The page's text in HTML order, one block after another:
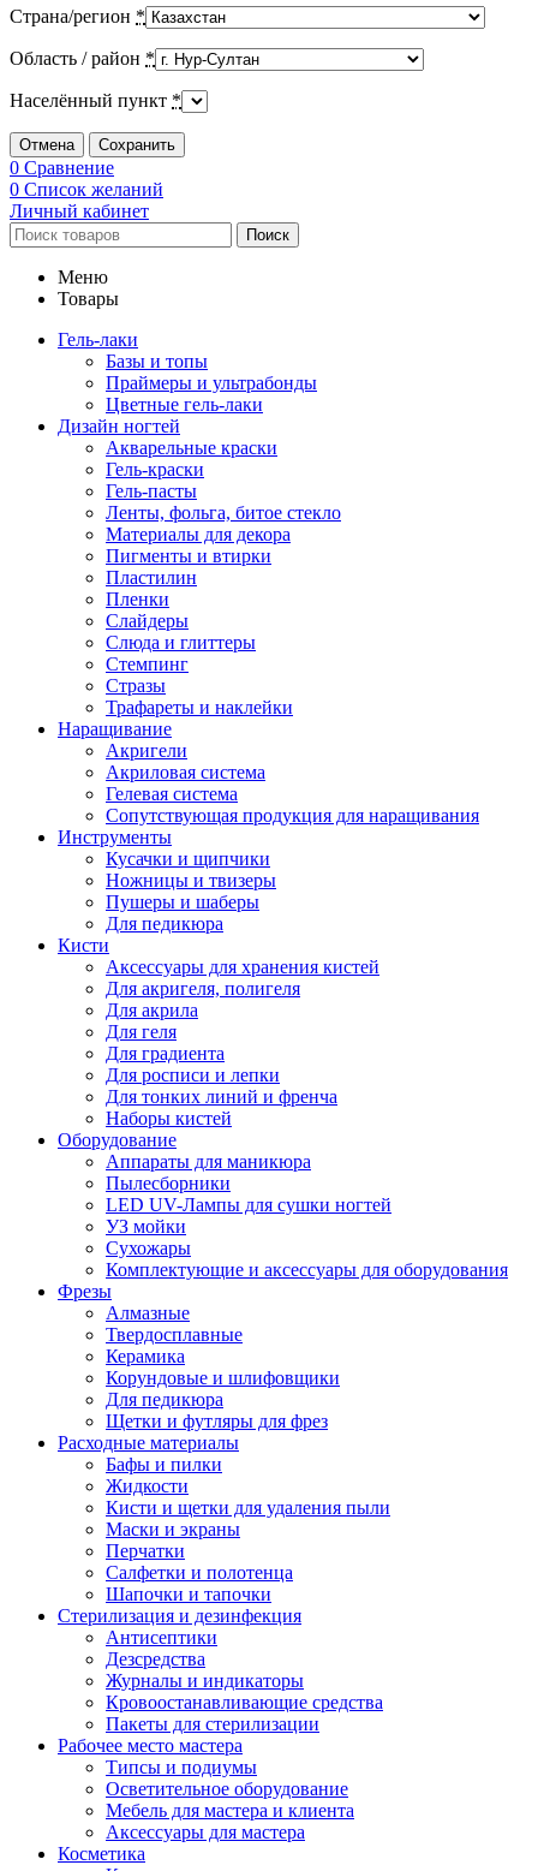
Страна/регион *
Область / район *
Населённый пункт *
Отмена Сохранить
0 Сравнение
0 Список желаний
Личный кабинет
Поиск
Меню
Товары
Гель-лаки
Базы и топы
Праймеры и ультрабонды
Цветные гель-лаки
Дизайн ногтей
Акварельные краски
Гель-краски
Гель-пасты
Ленты, фольга, битое стекло
Материалы для декора
Пигменты и втирки
Пластилин
Пленки
Слайдеры
Слюда и глиттеры
Стемпинг
Стразы
Трафареты и наклейки
Наращивание
Акригели
Акриловая система
Гелевая система
Сопутствующая продукция для наращивания
Инструменты
Кусачки и щипчики
Ножницы и твизеры
Пушеры и шаберы
Для педикюра
Кисти
Аксессуары для хранения кистей
Для акригеля, полигеля
Для акрила
Для геля
Для градиента
Для росписи и лепки
Для тонких линий и френча
Наборы кистей
Оборудование
Аппараты для маникюра
Пылесборники
LED UV-Лампы для сушки ногтей
УЗ мойки
Сухожары
Комплектующие и аксессуары для оборудования
Фрезы
Алмазные
Твердосплавные
Керамика
Корундовые и шлифовщики
Для педикюра
Щетки и футляры для фрез
Расходные материалы
Бафы и пилки
Жидкости
Кисти и щетки для удаления пыли
Маски и экраны
Перчатки
Салфетки и полотенца
Шапочки и тапочки
Стерилизация и дезинфекция
Антисептики
Дезсредства
Журналы и индикаторы
Кровоостанавливающие средства
Пакеты для стерилизации
Рабочее место мастера
Типсы и подиумы
Осветительное оборудование
Мебель для мастера и клиента
Аксессуары для мастера
Косметика